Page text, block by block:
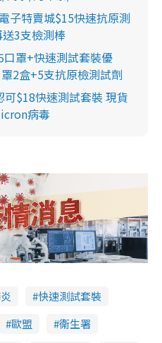
子特賣城$15快速抗原測
3支檢測棒
罩+快速測試套裝優
2盒+5支抗原檢測試劑
可$18快速測試套裝 現貨
病毒
快速測試套裝
歐盟
衞生署